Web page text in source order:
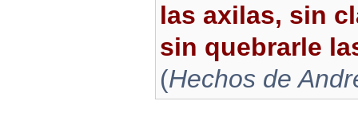
las axilas, sin
sin quebrarle
(Hechos de